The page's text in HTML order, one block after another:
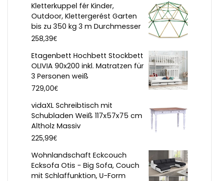
Kletterkuppel fér Kinder,
Outdoor, Klettergerést Garten
bis zu 350 kg 3 m Durchmesser
258,39€
Etagenbett Hochbett Stockbett
OLIVIA 90x200 inkl. Matratzen für
3 Personen weiß
729,00€
vidaXL Schreibtisch mit
Schubladen Weiß 117x57x75 cm
Altholz Massiv
225,99€
Wohnlandschaft Eckcouch
Ecksofa Otis - Big Sofa, Couch
mit Schlaffunktion, U-Form